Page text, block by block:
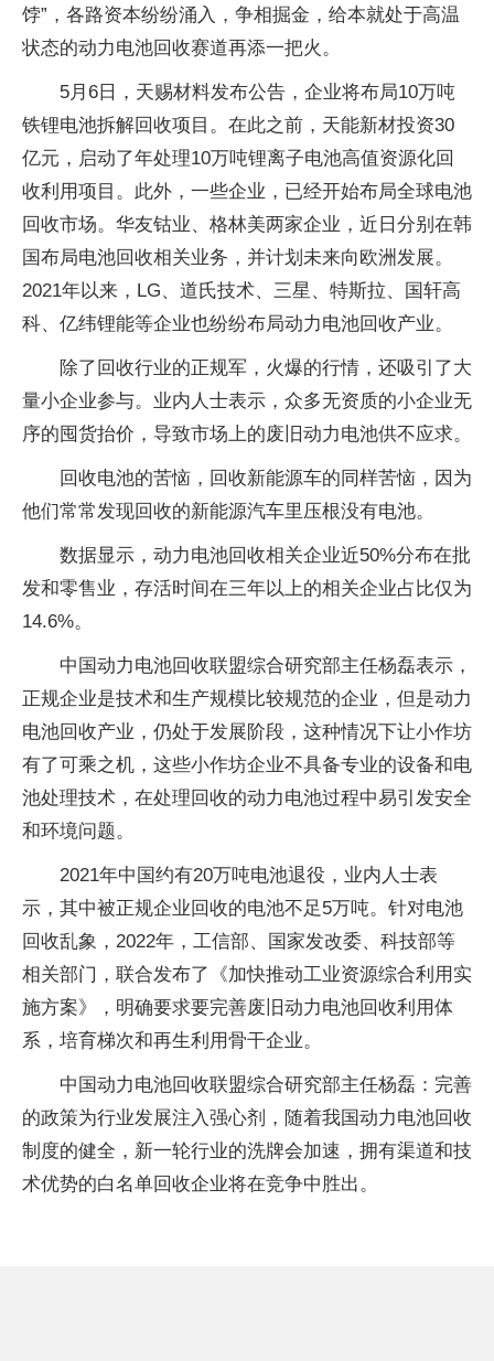
饽”，各路资本纷纷涌入，争相掘金，给本就处于高温
状态的动力电池回收赛道再添一把火。
5月6日，天赐材料发布公告，企业将布局10万吨
铁锂电池拆解回收项目。在此之前，天能新材投资30
亿元，启动了年处理10万吨锂离子电池高值资源化回
收利用项目。此外，一些企业，已经开始布局全球电池
回收市场。华友钴业、格林美两家企业，近日分别在韩
国布局电池回收相关业务，并计划未来向欧洲发展。
2021年以来，LG、道氏技术、三星、特斯拉、国轩高
科、亿纬锂能等企业也纷纷布局动力电池回收产业。
除了回收行业的正规军，火爆的行情，还吸引了大
量小企业参与。业内人士表示，众多无资质的小企业无
序的囤货抬价，导致市场上的废旧动力电池供不应求。
回收电池的苦恼，回收新能源车的同样苦恼，因为
他们常常发现回收的新能源汽车里压根没有电池。
数据显示，动力电池回收相关企业近50%分布在批
发和零售业，存活时间在三年以上的相关企业占比仅为
14.6%。
中国动力电池回收联盟综合研究部主任杨磊表示，
正规企业是技术和生产规模比较规范的企业，但是动力
电池回收产业，仍处于发展阶段，这种情况下让小作坊
有了可乘之机，这些小作坊企业不具备专业的设备和电
池处理技术，在处理回收的动力电池过程中易引发安全
和环境问题。
2021年中国约有20万吨电池退役，业内人士表
示，其中被正规企业回收的电池不足5万吨。针对电池
回收乱象，2022年，工信部、国家发改委、科技部等
相关部门，联合发布了《加快推动工业资源综合利用实
施方案》，明确要求要完善废旧动力电池回收利用体
系，培育梯次和再生利用骨干企业。
中国动力电池回收联盟综合研究部主任杨磊：完善
的政策为行业发展注入强心剂，随着我国动力电池回收
制度的健全，新一轮行业的洗牌会加速，拥有渠道和技
术优势的白名单回收企业将在竞争中胜出。